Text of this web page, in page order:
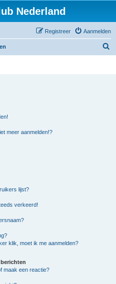
Nederland
Aanmelden
Registreer
meer aanmelden!?
lijst?
verkeerd!
klik, moet ik me aanmelden?
maak een reactie?